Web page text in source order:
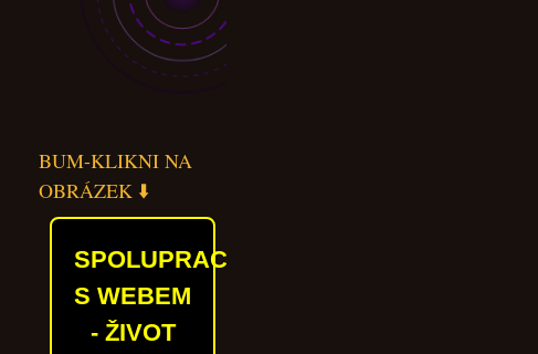
BUM-KLIKNI NA
OBRÁZEK ⬇️
SPOLUPRACUJEME
S WEBEM
- ŽIVOT